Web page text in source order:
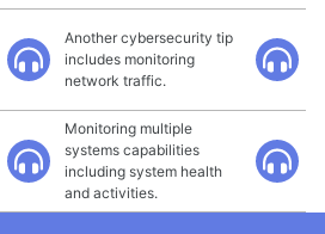
Another cybersecurity tip
includes monitoring
network traffic.
Monitoring multiple
systems capabilities
including system health
and activities.